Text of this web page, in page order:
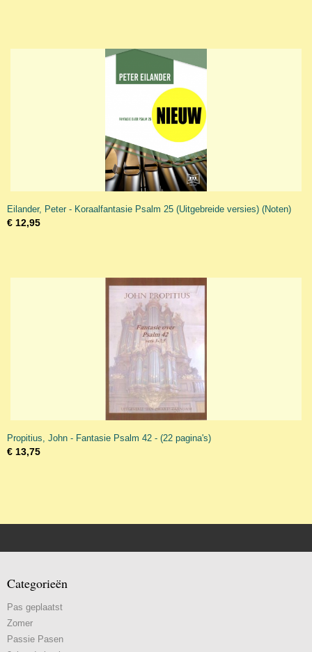
Eilander, Peter - Koraalfantasie Psalm 25 (Uitgebreide versies) (Noten)
€ 12,95
Propitius, John - Fantasie Psalm 42 - (22 pagina's)
€ 13,75
Categorieën
Pas geplaatst
Zomer
Passie Pasen